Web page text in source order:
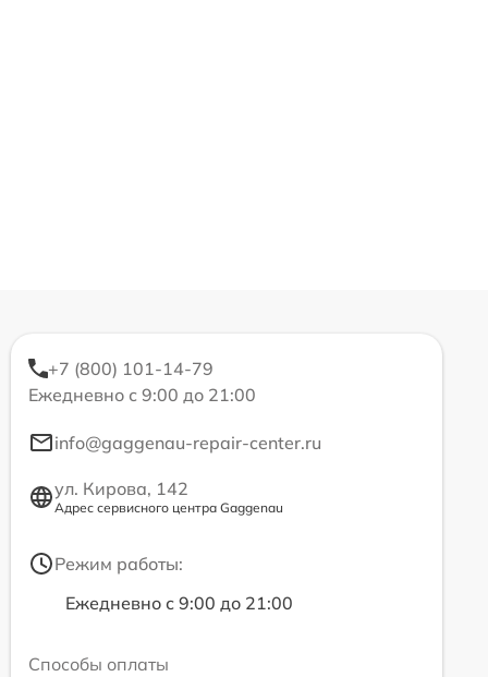
+7 (800) 101-14-79
Ежедневно с 9:00 до 21:00
info@gaggenau-repair-center.ru
ул. Кирова, 142
Адрес сервисного центра Gaggenau
Режим работы:
Ежедневно с 9:00 до 21:00
Способы оплаты